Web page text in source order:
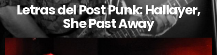
Letras del Post Punk: Hallayer,
She Past Away